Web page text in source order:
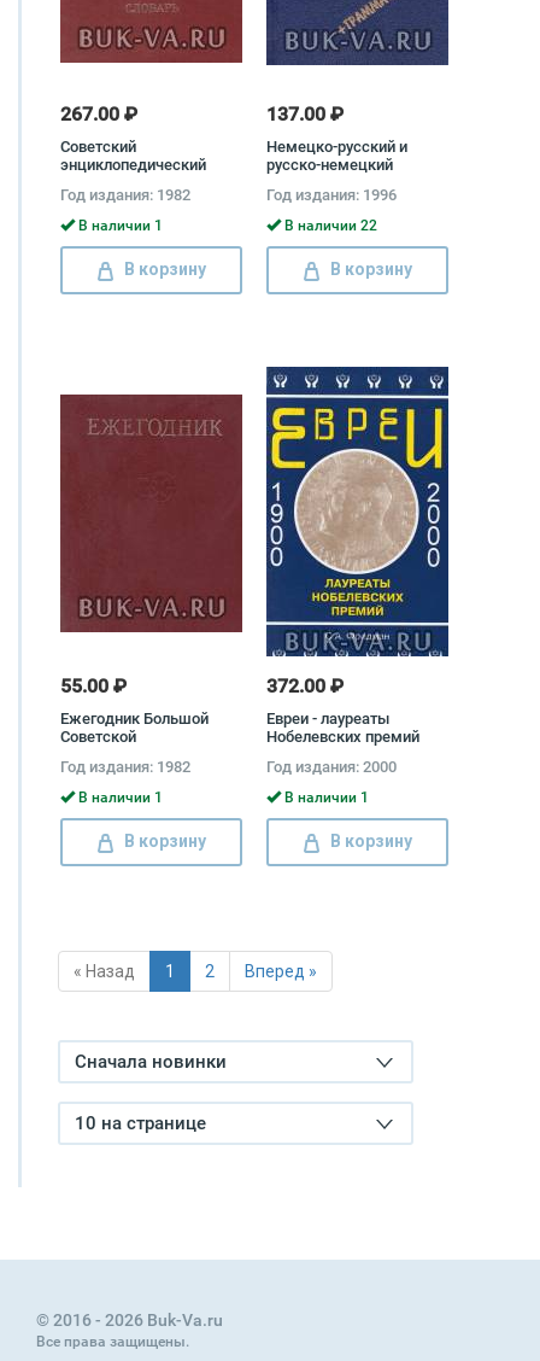
267.00 ₽
Советский
энциклопедический
Год издания: 1982
В наличии 1
В корзину
137.00 ₽
Немецко-русский и
русско-немецкий
школьников.
Грамматика
Год издания: 1996
В наличии 22
В корзину
55.00 ₽
Ежегодник Большой
Советской
26
Год издания: 1982
В наличии 1
В корзину
372.00 ₽
Евреи - лауреаты
Нобелевских премий
Год издания: 2000
В наличии 1
В корзину
« Назад 1 2 Вперед »
Сначала новинки
10 на странице
© 2016 - 2026 Buk-Va.ru
Все права защищены.